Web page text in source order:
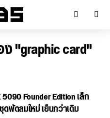
"graphic card"
Founder Edition เล็ก
พัดลมใหม่ เย็นกว่าเดิม